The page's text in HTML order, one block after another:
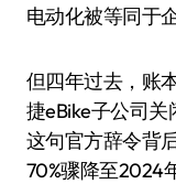
电动化被等同于
但四年过去，账
捷eBike子公司关
这句官方辞令背
70%骤降至2024